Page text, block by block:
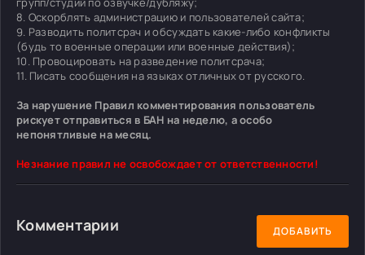
8. Оскорблять администрацию и пользователей сайта;
9. Разводить политсрач и обсуждать какие-либо конфликты
(будь то военные операции или военные действия);
10. Провоцировать на разведение политсрача;
11. Писать сообщения на языках отличных от русского.
За нарушение Правил комментирования пользователь
рискует отправиться в БАН на неделю, а особо
непонятливые на месяц.
Незнание правил не освобождает от ответственности!
Комментарии ДОБАВИТЬ